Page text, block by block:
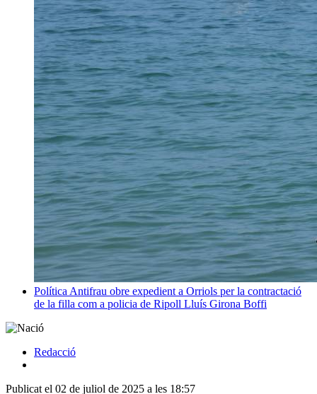
Política Antifrau obre expedient a Orriols per la contractació
de la filla com a policia de Ripoll Lluís Girona Boffi
Redacció
Publicat el 02 de juliol de 2025 a les 18:57